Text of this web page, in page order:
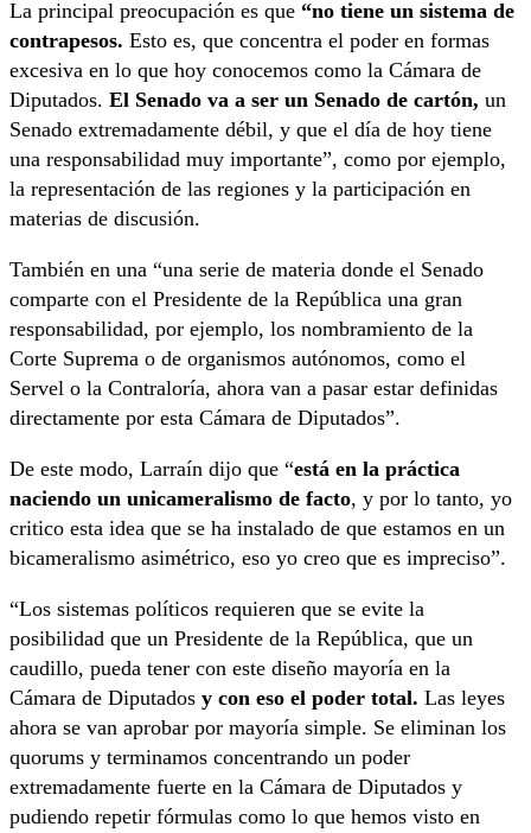
La principal preocupación es que “no tiene un sistema de
contrapesos. Esto es, que concentra el poder en formas
excesiva en lo que hoy conocemos como la Cámara de
Diputados. El Senado va a ser un Senado de cartón, un
Senado extremadamente débil, y que el día de hoy tiene
una responsabilidad muy importante”, como por ejemplo,
la representación de las regiones y la participación en
materias de discusión.
También en una “una serie de materia donde el Senado
comparte con el Presidente de la República una gran
responsabilidad, por ejemplo, los nombramiento de la
Corte Suprema o de organismos autónomos, como el
Servel o la Contraloría, ahora van a pasar estar definidas
directamente por esta Cámara de Diputados”.
De este modo, Larraín dijo que “está en la práctica
naciendo un unicameralismo de facto, y por lo tanto, yo
critico esta idea que se ha instalado de que estamos en un
bicameralismo asimétrico, eso yo creo que es impreciso”.
“Los sistemas políticos requieren que se evite la
posibilidad que un Presidente de la República, que un
caudillo, pueda tener con este diseño mayoría en la
Cámara de Diputados y con eso el poder total. Las leyes
ahora se van aprobar por mayoría simple. Se eliminan los
quorums y terminamos concentrando un poder
extremadamente fuerte en la Cámara de Diputados y
pudiendo repetir fórmulas como lo que hemos visto en